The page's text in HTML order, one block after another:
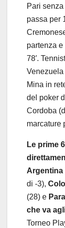
Pari
passa per
partenza e
78′.
Mina in
del poker
Cordoba
marcature
Le prime 6
Argentina
di -3),
(28) e
che va
Torneo